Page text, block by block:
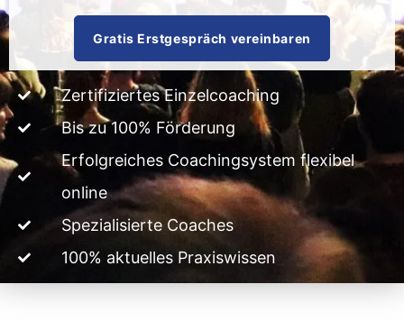
Gratis Erstgespräch vereinbaren
Zertifiziertes Einzelcoaching
Bis zu 100% Förderung
Erfolgreiches Coachingsystem flexibel
online
Spezialisierte Coaches
100% aktuelles Praxiswissen